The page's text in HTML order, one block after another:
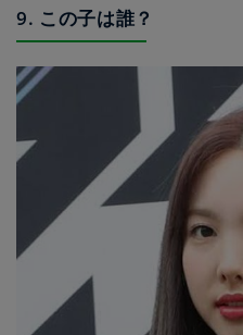
9. この子は誰？